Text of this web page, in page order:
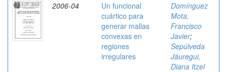
2006-04
Un funcional
cuártico para
generar mallas
convexas en
regiones
irregulares
Domínguez
Mota,
Francisco
Javier;
Sepúlveda
Jáuregui,
Diana Itzel